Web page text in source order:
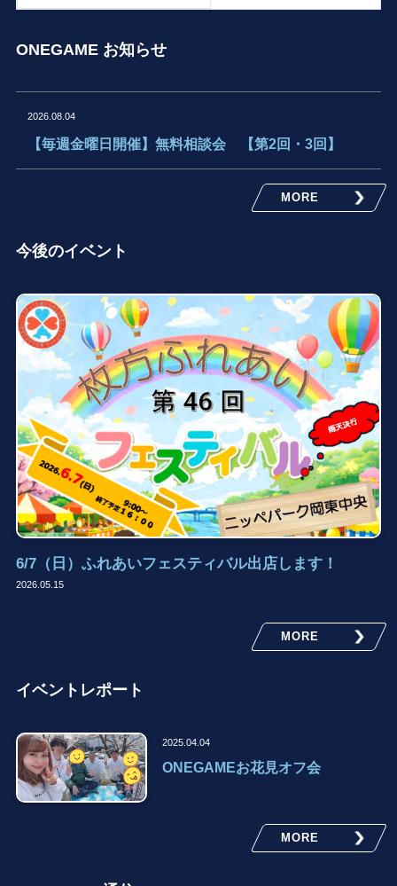
ONEGAME お知らせ
2026.08.04
【毎週金曜日開催】無料相談会 【第2回・3回】
MORE
今後のイベント
6/7（日）ふれあいフェスティバル出店します！
2026.05.15
MORE
イベントレポート
ONEGAMEお花見オフ会
2025.04.04
MORE